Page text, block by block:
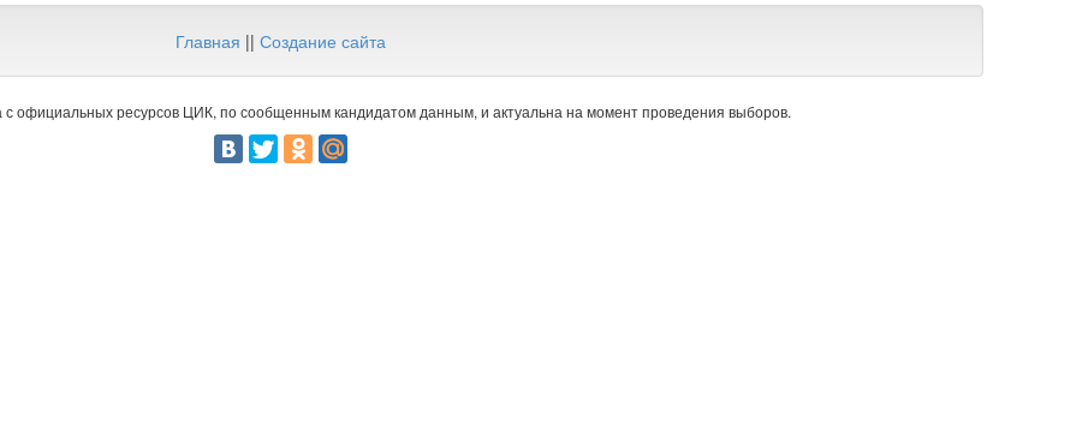
Главная || Создание сайта
официальных ресурсов ЦИК, по сообщенным кандидатом данным, и актуальна на момент проведения выборов.